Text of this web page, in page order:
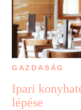
GAZDASÁG
Ipari
lépése